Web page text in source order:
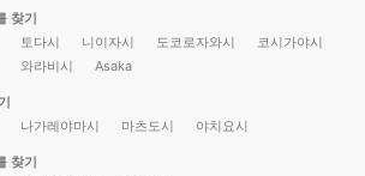
찾기
토다시 니이자시 도코로자와시
코시가야시
와라비시 Asaka
나가레야마시 마츠도시 야치요시
찾기